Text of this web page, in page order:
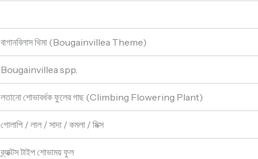
বাগানবিলাস থিমা (Bougainvillea Theme)
Bougainvillea spp.
লতানো শোভাবর্ধক ফুলের গাছ (Climbing Flowering Plant)
গোলাপি / লাল / সাদা / কমলা / মিক্স
ব্র্যাক্টস টাইপ শোভাময় ফুল